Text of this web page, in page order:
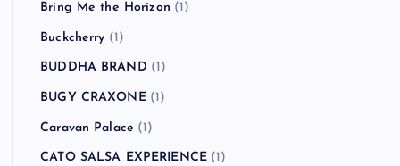
Bring Me the Horizon (1)
Buckcherry (1)
BUDDHA BRAND (1)
BUGY CRAXONE(1)
Caravan Palace (1)
CATO SALSA EXPERIENCE (1)